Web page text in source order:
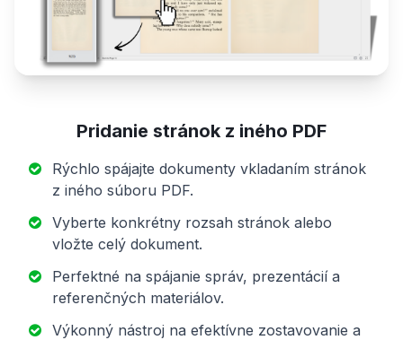
Pridanie stránok z iného PDF
Rýchlo spájajte dokumenty vkladaním stránok
z iného súboru PDF.
Vyberte konkrétny rozsah stránok alebo
vložte celý dokument.
Perfektné na spájanie správ, prezentácií a
referenčných materiálov.
Výkonný nástroj na efektívne zostavovanie a